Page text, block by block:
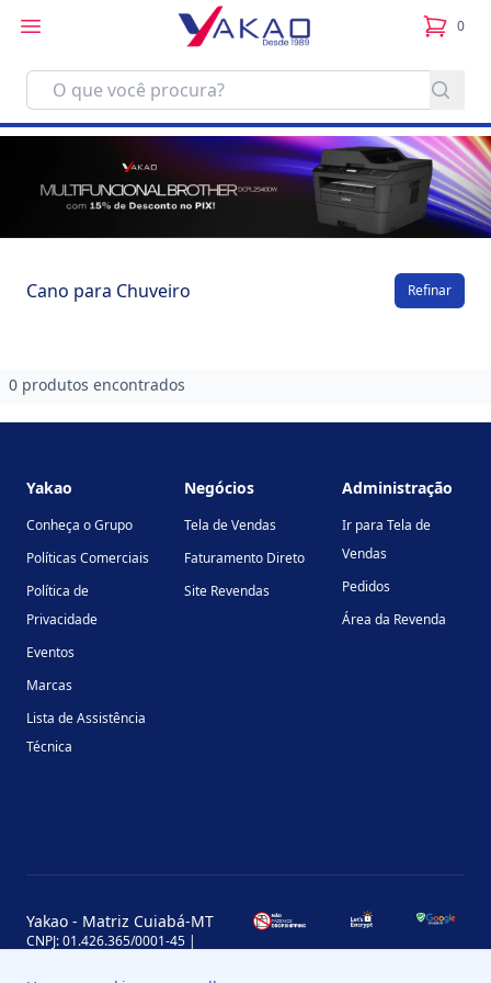
0
itens
Cano para Chuveiro Refinar
0 produtos encontrados
Yakao
Conheça o Grupo
Políticas Comerciais
Política de
Privacidade
Eventos
Marcas
Lista de Assistência
Técnica
Negócios
Tela de Vendas
Faturamento Direto
Site Revendas
Administração
Ir para Tela de
Vendas
Pedidos
Área da Revenda
Yakao - Matriz Cuiabá-MT
CNPJ: 01.426.365/0001-45 |